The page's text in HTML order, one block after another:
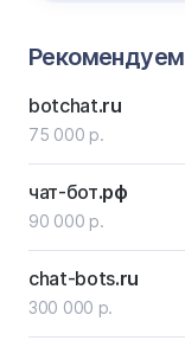
Рекомендуем
botchat.ru
75 000 р.
чат-бот.рф
90 000 р.
chat-bots.ru
300 000 р.